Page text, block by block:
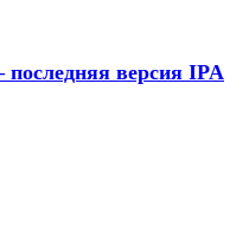
версия IPA